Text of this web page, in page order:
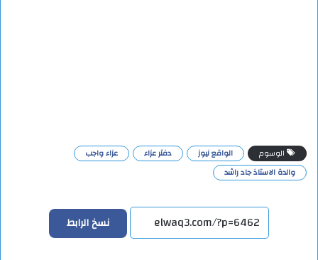
الوسوم الواقع نيوز دفتر عزاء
عزاء واجب
والدة الاستاذ جاد راشد
نسخ الرابط